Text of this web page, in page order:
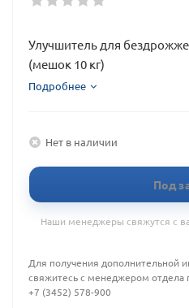
Улучшитель для
(мешок 10 кг)
Подробнее
Нет в наличии
Под
Наши менеджеры свяжутся с
Для получения дополнительной
свяжитесь с менеджером отдела
+7 (3452) 578-900